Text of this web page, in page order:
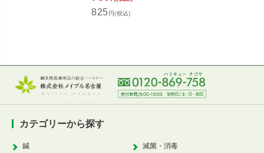
825円(税込)
カテゴリーから探す
鍼
滅菌・消毒